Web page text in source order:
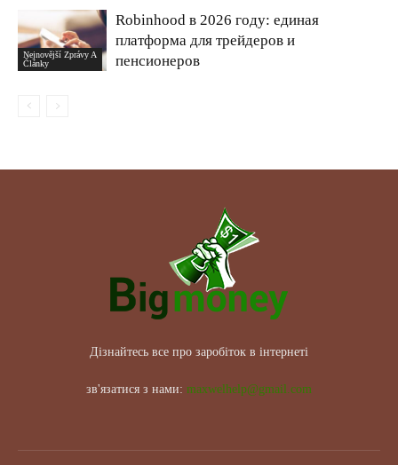
Nejnovější Zprávy A
Články
Robinhood в 2026 году: единая
платформа для трейдеров и
пенсионеров
Дізнайтесь все про заробіток в інтернеті
зв'язатися з нами: maxwelhelp@gmail.com